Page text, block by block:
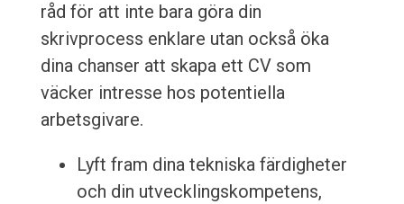
råd för att inte bara göra din
skrivprocess enklare utan också öka
dina chanser att skapa ett CV som
väcker intresse hos potentiella
arbetsgivare.
Lyft fram dina tekniska färdigheter
och din utvecklingskompetens,